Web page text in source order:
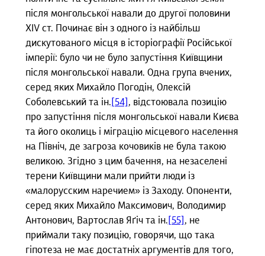
після монгольської навали до другої половини
XIV ст. Починає він з одного із найбільш
дискутованого місця в історіографії Російської
імперії: було чи не було запустіння Київщини
після монгольської навали. Одна група вчених,
серед яких Михайло Погодін, Олексій
Соболевський та ін. [54] , відстоювала позицію
про запустіння після монгольської навали Києва
та його околиць і міграцію місцевого населення
на Північ, де загроза кочовиків не була такою
великою. Згідно з цим бачення, на незаселені
терени Київщини мали прийти люди із
«малорусским наречием» із Заходу. Опоненти,
серед яких Михайло Максимович, Володимир
Антонович, Вартослав Яґіч та ін. [55] , не
приймали таку позицію, говорячи, що така
гіпотеза не має достатніх аргументів для того,